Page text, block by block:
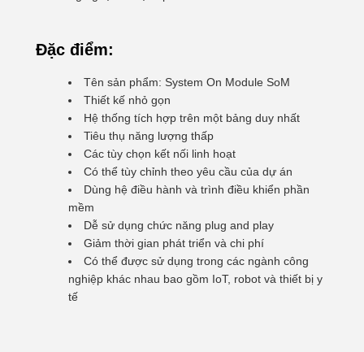
Đặc điểm:
Tên sản phẩm: System On Module SoM
Thiết kế nhỏ gọn
Hệ thống tích hợp trên một bảng duy nhất
Tiêu thụ năng lượng thấp
Các tùy chọn kết nối linh hoạt
Có thể tùy chỉnh theo yêu cầu của dự án
Dùng hệ điều hành và trình điều khiển phần
mềm
Dễ sử dụng chức năng plug and play
Giảm thời gian phát triển và chi phí
Có thể được sử dụng trong các ngành công
nghiệp khác nhau bao gồm IoT, robot và thiết bị y
tế